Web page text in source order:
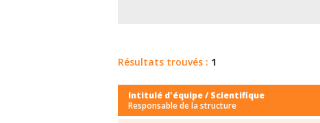
Résultats trouvés : 1
Intitulé d'équipe / Scientifique
Responsable de la structure